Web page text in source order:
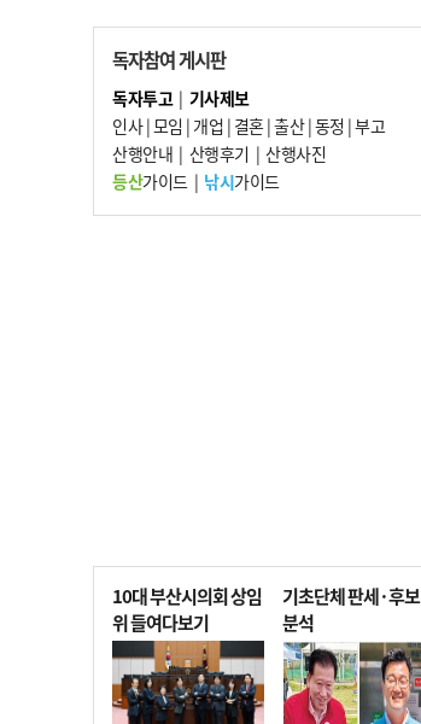
7
“낙동강권 삼락·을숙도·다대포 연결해 서
부산 관광 키우자”
8
오늘의 날씨- 2026년 8월 7일
9
외국인 선원 ‘인신매매 경유지’ 된 부산…
우려가 현실로
10 [사설] 해수부 신청사 북항으로 확정, 해양
독자참여 게시판
독자투고| 기사제보
인사|모임 | 개업 | 결혼|출산|동정 |부고
산행안내 | 산행후기 | 산행사진
등산가이드| 낚시가이드
10대 부산시의회 상임
위 들여다보기
기초단체 판세·후보
분석